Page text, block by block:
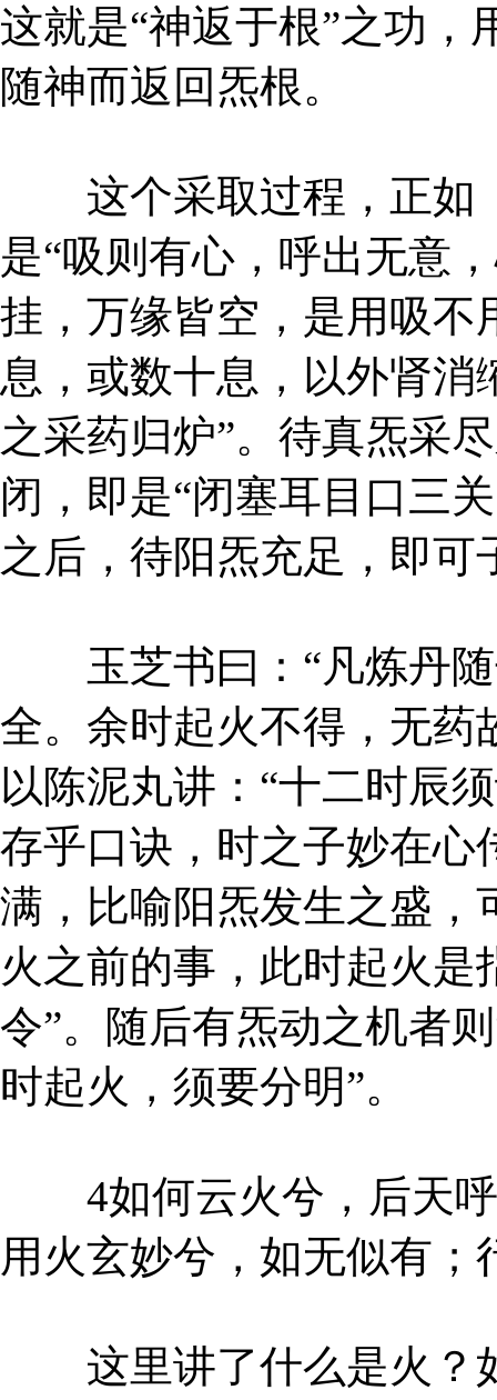
这就是“神返于根”之功
随神而返回炁根。
这个采取过程，正如
是“吸则有心，呼出无意
挂，万缘皆空，是用吸不
息，或数十息，以外肾
之采药归炉”。待真炁采
闭，即是“闭塞耳目口三
之后，待阳炁充足，即可
玉芝书曰：“凡炼丹随
全。余时起火不得，无药
以陈泥丸讲：“十二时辰
存乎口诀，时之子妙在心
满，比喻阳炁发生之盛，
火之前的事，此时起火是
令”。随后有炁动之机者
时起火，须要分明”。
4如何云火兮，后天呼
用火玄妙兮，如无似有
这里讲了什么是火？